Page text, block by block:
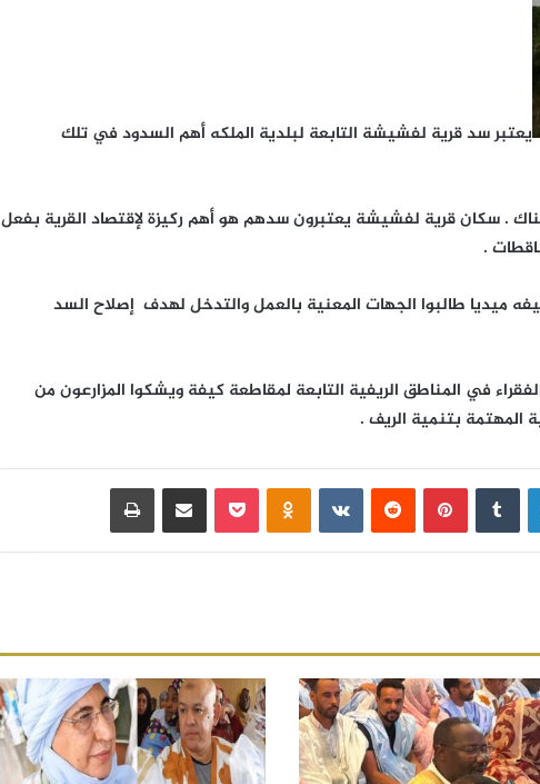
يعتبر سد قرية لفشيشة التابعة لبلدية الملكه أهم السدود في تلك
. سكان قرية لفشيشة يعتبرون سدهم هو أهم ركيزة لإقتصاد القرية بفعل
.
ميديا طالبوا الجهات المعنية بالعمل والتدخل لهدف إصلاح السد
في المناطق الريفية التابعة لمقاطعة كيفة ويشكوا المزارعون من
بتنمية الريف .
لينكدإن بينتيريست بوكيت مشاركة عبر البريد